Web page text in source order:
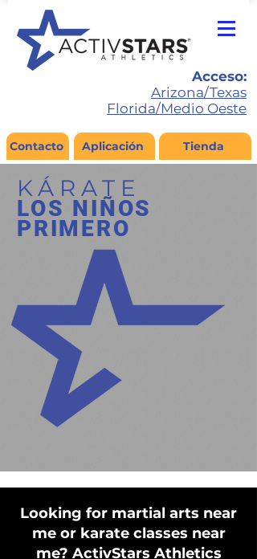
Contacto Aplicación Tienda
Acceso:
Arizona/Texas
Florida/Medio Oeste
KÁRATE
LOS NIÑOS
PRIMERO
Looking for martial arts near
me or karate classes near
me? ActivStars Athletics